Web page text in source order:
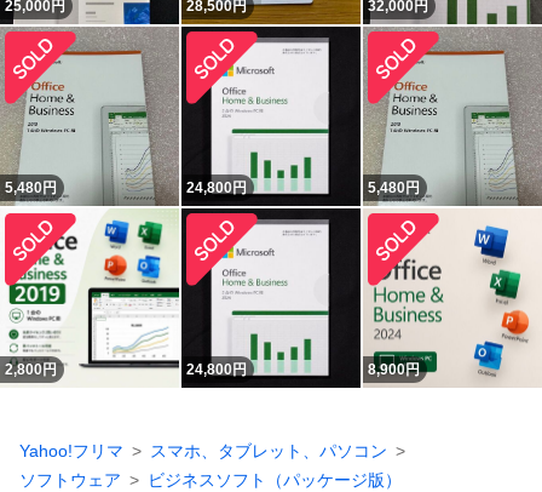
25,000円 28,500円 32,000円
5,480円 24,800円 5,480円
2,800円 24,800円 8,900円
Yahoo!フリマ
スマホ、タブレット、パソコン
ソフトウェア
ビジネスソフト（パッケージ版）